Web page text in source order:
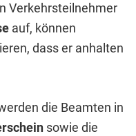
Verkehrsteilnehmer
auf, können
dass er anhalten
die Beamten in
sowie die